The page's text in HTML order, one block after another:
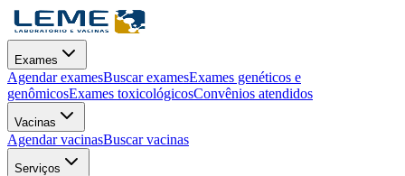
Exames
Agendar examesBuscar examesExames genéticos e
genômicosExames toxicológicosConvênios atendidos
Vacinas
Agendar vacinasBuscar vacinas
Serviços